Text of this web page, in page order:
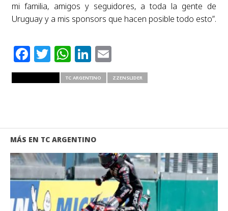
mi familia, amigos y seguidores, a toda la gente de
Uruguay y a mis sponsors que hacen posible todo esto”.
Facebook
Twitter
WhatsApp
LinkedIn
Email
TC ARGENTINO ZZENSLIDER
MÁS EN TC ARGENTINO